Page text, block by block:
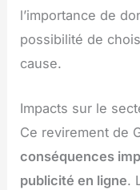
l’importance de
possibilité de
cause.
Impacts sur le
Ce revirement de
conséquences
publicité en ligne.